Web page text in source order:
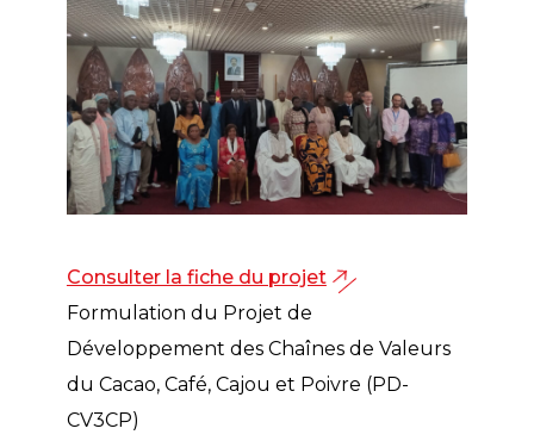
Consulter la fiche du projet
Formulation du Projet de
Développement des Chaînes de Valeurs
du Cacao, Café, Cajou et Poivre (PD-
CV3CP)